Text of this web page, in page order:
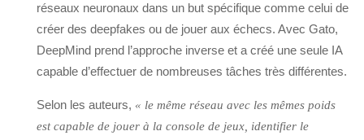
réseaux neuronaux dans un but spécifique comme celui de
créer des deepfakes ou de jouer aux échecs. Avec Gato,
DeepMind prend l’approche inverse et a créé une seule IA
capable d’effectuer de nombreuses tâches très différentes.
Selon les auteurs, « le même réseau avec les mêmes poids
est capable de jouer à la console de jeux, identifier le